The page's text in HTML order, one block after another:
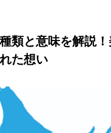
類と意味を解説
た想い